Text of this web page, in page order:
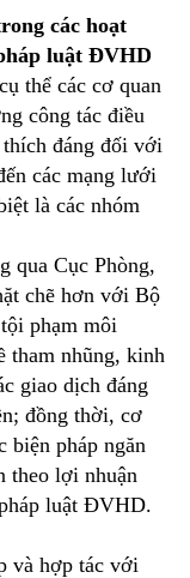
các hoạt
luật ĐVHD
thể các cơ quan
công tác điều
đáng đối với
các mạng lưới
là các nhóm
qua Cục Phòng,
chẽ hơn với Bộ
phạm môi
tham nhũng, kinh
giao dịch đáng
đồng thời, cơ
biện pháp ngăn
theo lợi nhuận
luật ĐVHD.
và hợp tác với